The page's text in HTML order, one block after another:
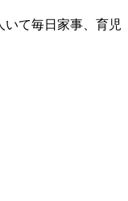
いて毎日家事、育児